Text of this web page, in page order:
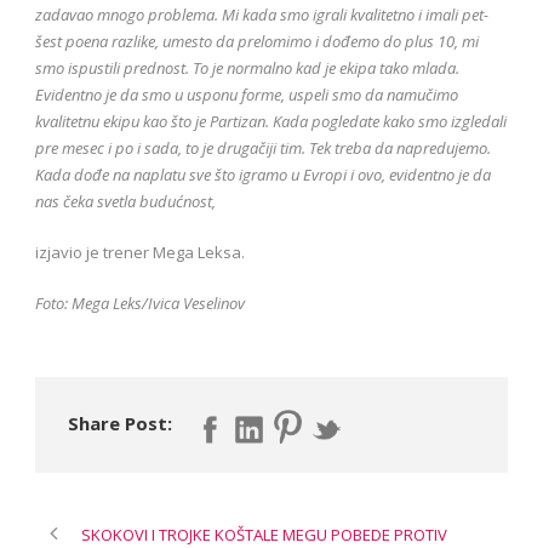
zadavao mnogo problema. Mi kada smo igrali kvalitetno i imali pet-
šest poena razlike, umesto da prelomimo i dođemo do plus 10, mi
smo ispustili prednost. To je normalno kad je ekipa tako mlada.
Evidentno je da smo u usponu forme, uspeli smo da namučimo
kvalitetnu ekipu kao što je Partizan. Kada pogledate kako smo izgledali
pre mesec i po i sada, to je drugačiji tim. Tek treba da napredujemo.
Kada dođe na naplatu sve što igramo u Evropi i ovo, evidentno je da
nas čeka svetla budućnost,
izjavio je trener Mega Leksa.
Foto: Mega Leks/Ivica Veselinov
Share Post:
SKOKOVI I TROJKE KOŠTALE MEGU POBEDE PROTIV